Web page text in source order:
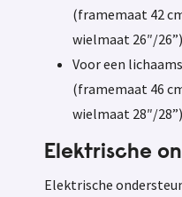
(framemaat 42
wielmaat 26″/26”)
Voor een
(framemaat 46
wielmaat 28″/28”)
Elektrische
Elektrische